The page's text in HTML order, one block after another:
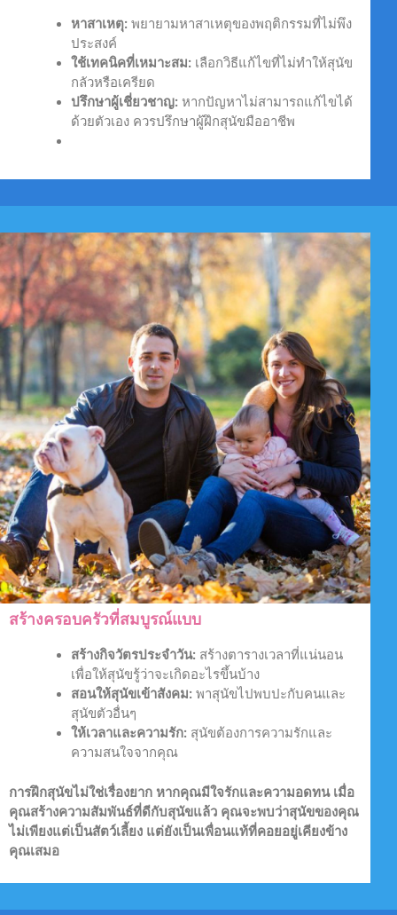
หาสาเหตุ: พยายามหาสาเหตุของพฤติกรรมที่ไม่พึง
ประสงค์
ใช้เทคนิคที่เหมาะสม: เลือกวิธีแก้ไขที่ไม่ทำให้สุนัข
กลัวหรือเครียด
ปรึกษาผู้เชี่ยวชาญ: หากปัญหาไม่สามารถแก้ไขได้
ด้วยตัวเอง ควรปรึกษาผู้ฝึกสุนัขมืออาชีพ
สร้างครอบครัวที่สมบูรณ์แบบ
สร้างกิจวัตรประจำวัน: สร้างตารางเวลาที่แน่นอน
เพื่อให้สุนัขรู้ว่าจะเกิดอะไรขึ้นบ้าง
สอนให้สุนัขเข้าสังคม: พาสุนัขไปพบปะกับคนและ
สุนัขตัวอื่นๆ
ให้เวลาและความรัก: สุนัขต้องการความรักและ
ความสนใจจากคุณ
การฝึกสุนัขไม่ใช่เรื่องยาก หากคุณมีใจรักและความอดทน เมื่อ
คุณสร้างความสัมพันธ์ที่ดีกับสุนัขแล้ว คุณจะพบว่าสุนัขของคุณ
ไม่เพียงแต่เป็นสัตว์เลี้ยง แต่ยังเป็นเพื่อนแท้ที่คอยอยู่เคียงข้าง
คุณเสมอ